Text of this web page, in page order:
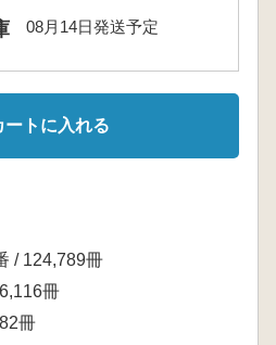
08月14日発送予定
ートに入れる
/ 124,789冊
冊
冊